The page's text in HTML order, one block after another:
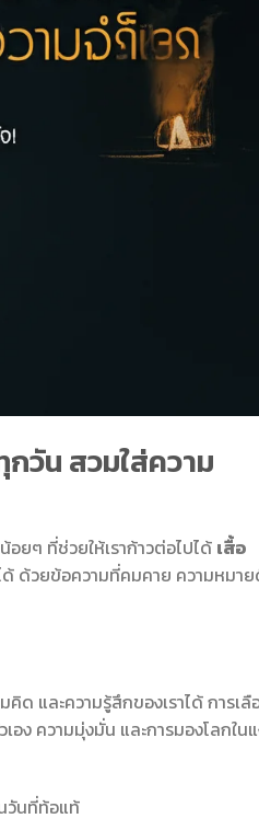
วัน สวมใส่ความ
ยๆ ที่ช่วยให้เราก้าวต่อไปได้ เสื้อ
ด้ ด้วยข้อความที่คมคาย ความหมา
ด และความรู้สึกของเราได้ การเลื
อง ความมุ่งมั่น และการมองโลกใน
นวันที่ท้อแท้